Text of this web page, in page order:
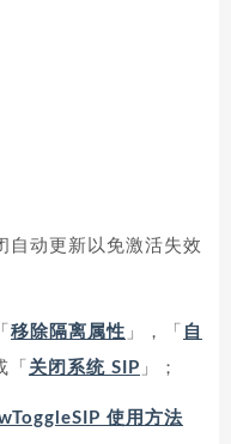
自动更新以免激活失效
移除隔离属性 」，「 自
「 关闭系统 SIP 」；
使用方法